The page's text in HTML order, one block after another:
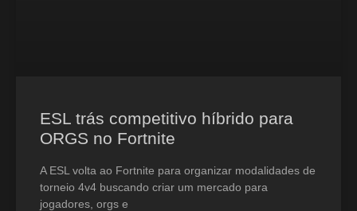
ESL trás competitivo híbrido para
ORGS no Fortnite
A ESL volta ao Fortnite para organizar modalidades de
torneio 4v4 buscando criar um mercado para
jogadores, orgs e